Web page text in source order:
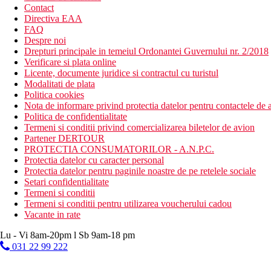
Contact
Directiva EAA
FAQ
Despre noi
Drepturi principale in temeiul Ordonantei Guvernului nr. 2/2018
Verificare si plata online
Licente, documente juridice si contractul cu turistul
Modalitati de plata
Politica cookies
Nota de informare privind protectia datelor pentru contactele de
Politica de confidentialitate
Termeni si conditii privind comercializarea biletelor de avion
Partener DERTOUR
PROTECTIA CONSUMATORILOR - A.N.P.C.
Protectia datelor cu caracter personal
Protectia datelor pentru paginile noastre de pe retelele sociale
Setari confidentialitate
Termeni si conditii
Termeni si conditii pentru utilizarea voucherului cadou
Vacante in rate
Lu - Vi 8am-20pm l Sb 9am-18 pm
031 22 99 222